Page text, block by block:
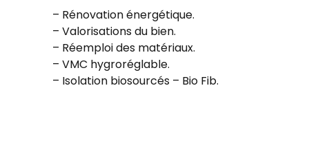
– Rénovation énergétique.
– Valorisations du bien.
– Réemploi des matériaux.
– VMC hygroréglable.
– Isolation biosourcés – Bio Fib.